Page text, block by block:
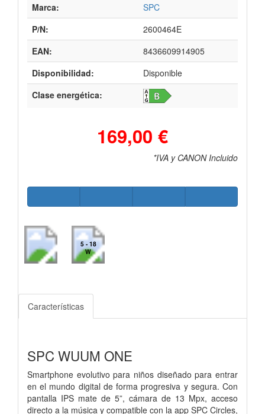
Marca:
SPC
P/N:
2600464E
EAN:
8436609914905
Disponibilidad:
Disponible
Clase energética:
169,00 €
*IVA y CANON Incluido
5 - 18
W
Características
SPC WUUM ONE
Smartphone evolutivo para niños diseñado para entrar
en el mundo digital de forma progresiva y segura. Con
pantalla IPS mate de 5”, cámara de 13 Mpx, acceso
directo a la música y compatible con la app SPC Circles,